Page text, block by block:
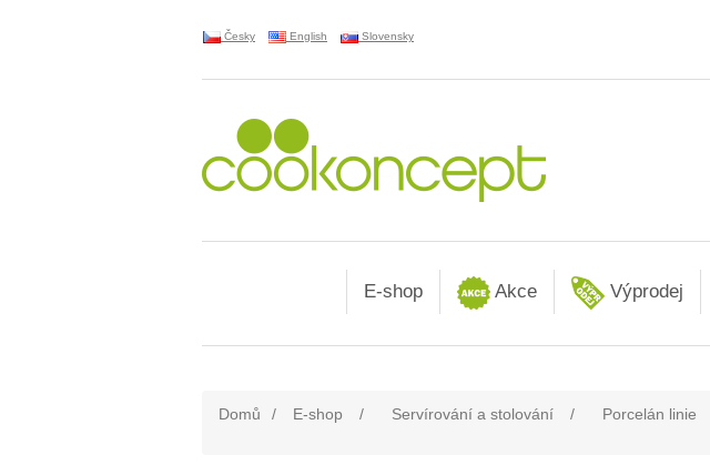
Česky English Slovensky
E-shop Akce Výprodej
Domů / E-shop / Servírování a stolování / Porcelán linie